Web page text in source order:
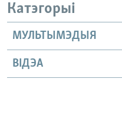
Катэгорыі
МУЛЬТЫМЭДЫЯ
ВІДЭА